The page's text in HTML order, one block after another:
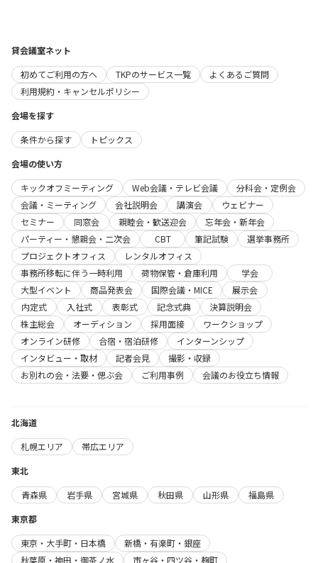
貸会議室ネット
初めてご利用の方へ
TKPのサービス一覧
よくあるご質問
利用規約・キャンセルポリシー
会場を探す
条件から探す
トピックス
会場の使い方
キックオフミーティング
Web会議・テレビ会議
分科会・定例会
会議・ミーティング
会社説明会 講演会
ウェビナー
セミナー
同窓会 親睦会・歓送迎会
忘年会・新年会
パーティー・懇親会・二次会
CBT 筆記試験
選挙事務所
プロジェクトオフィス
レンタルオフィス
事務所移転に伴う一時利用
荷物保管・倉庫利用
学会
大型イベント
商品発表会 国際会議・MICE
展示会
内定式
入社式 表彰式 記念式典
決算説明会
株主総会
オーディション 採用面接
ワークショップ
オンライン研修
合宿・宿泊研修
インターンシップ
インタビュー・取材
記者会見
撮影・収録
お別れの会・法要・偲ぶ会
ご利用事例 会議のお役立ち情報
北海道
札幌エリア
帯広エリア
東北
青森県
岩手県 宮城県 秋田県 山形県
福島県
東京都
東京・大手町・日本橋
新橋・有楽町・銀座
秋葉原・神田・御茶ノ水
市ヶ谷・四ツ谷・麹町